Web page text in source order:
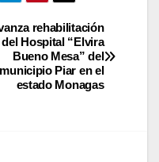
rehabilitación
del Hospital “Elvira
Bueno Mesa” del
municipio Piar en el
estado Monagas